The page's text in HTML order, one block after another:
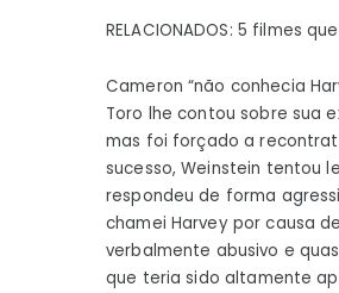
RELACIONADOS: 5 filmes
Cameron “não conhecia
Toro lhe contou sobre sua
mas foi forçado a
sucesso, Weinstein tentou
respondeu de forma
chamei Harvey por causa
verbalmente abusivo e
que teria sido altamente